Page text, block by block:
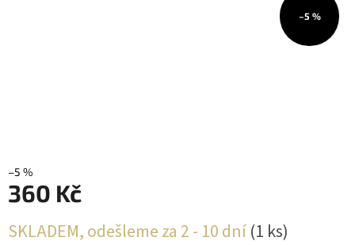
–5 %
–5 %
360 Kč
cena:
SKLADEM, odešleme za 2 - 10 dní(1 ks)